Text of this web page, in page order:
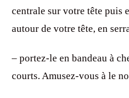
centrale sur votre tête puis
autour de votre tête, en
– portez-le en bandeau à
courts. Amusez-vous à le